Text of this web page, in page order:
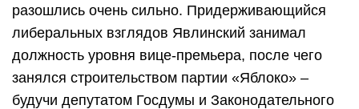
разошлись очень сильно. Придерживающийся
либеральных взглядов Явлинский занимал
должность уровня вице-премьера, после чего
занялся строительством партии «Яблоко» –
будучи депутатом Госдумы и Законодательного